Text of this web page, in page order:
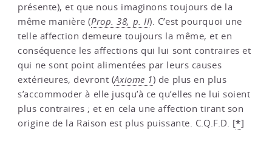
présente), et que nous imaginons toujours de la
même manière (Prop. 38, p. II). C’est pourquoi une
telle affection demeure toujours la même, et en
conséquence les affections qui lui sont contraires et
qui ne sont point alimentées par leurs causes
extérieures, devront (Axiome 1) de plus en plus
s’accommoder à elle jusqu’à ce qu’elles ne lui soient
plus contraires ; et en cela une affection tirant son
origine de la Raison est plus puissante. C.Q.F.D. [*]